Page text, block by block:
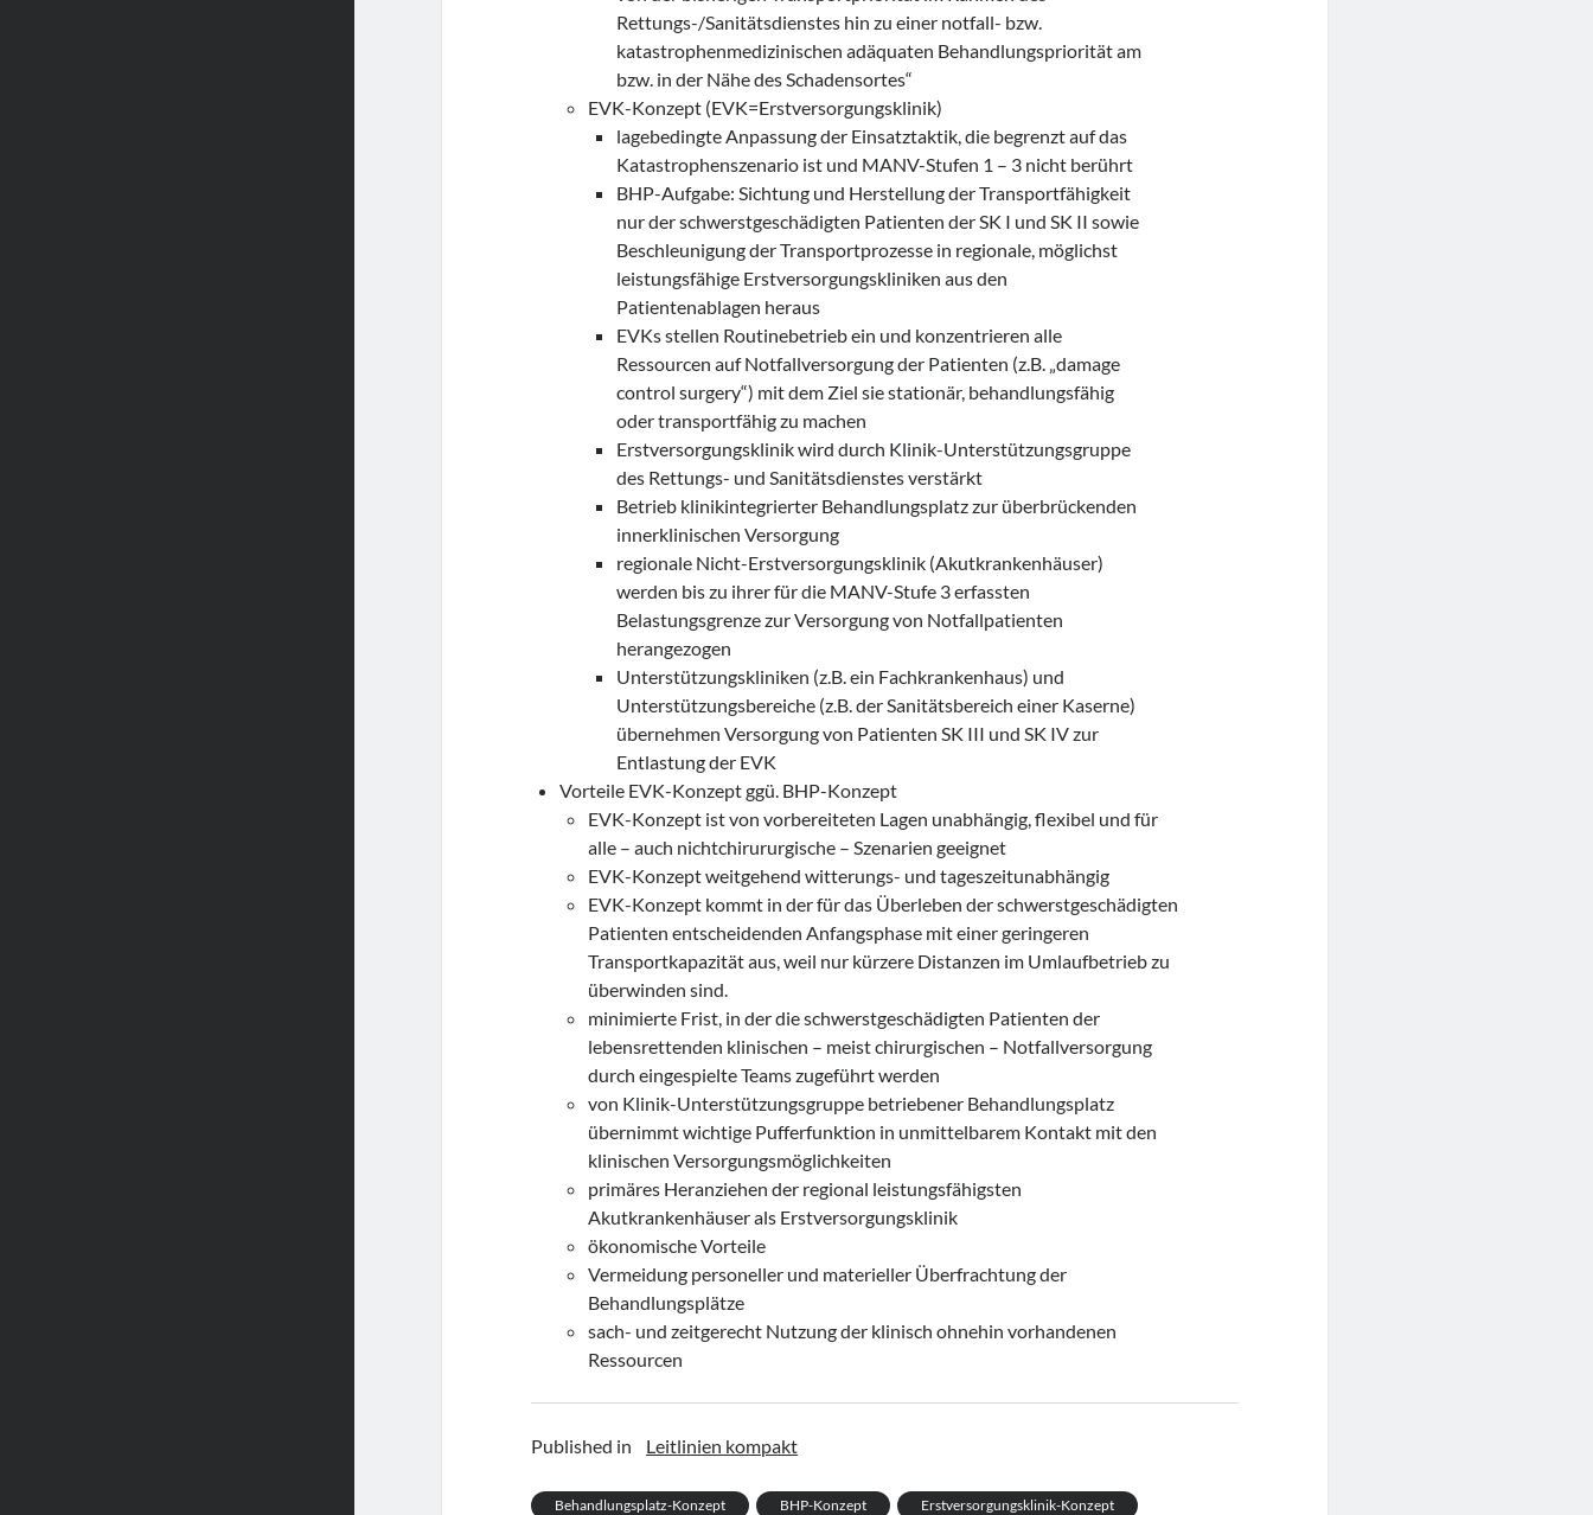
Rettungs-/Sanitätsdienstes hin zu einer notfall- bzw.
katastrophenmedizinischen adäquaten Behandlungspriorität am
bzw. in der Nähe des Schadensortes“
EVK-Konzept (EVK=Erstversorgungsklinik)
lagebedingte Anpassung der Einsatztaktik, die begrenzt auf das
Katastrophenszenario ist und MANV-Stufen 1 – 3 nicht berührt
BHP-Aufgabe: Sichtung und Herstellung der Transportfähigkeit
nur der schwerstgeschädigten Patienten der SK I und SK II sowie
Beschleunigung der Transportprozesse in regionale, möglichst
leistungsfähige Erstversorgungskliniken aus den
Patientenablagen heraus
EVKs stellen Routinebetrieb ein und konzentrieren alle
Ressourcen auf Notfallversorgung der Patienten (z.B. „damage
control surgery“) mit dem Ziel sie stationär, behandlungsfähig
oder transportfähig zu machen
Erstversorgungsklinik wird durch Klinik-Unterstützungsgruppe
des Rettungs- und Sanitätsdienstes verstärkt
Betrieb klinikintegrierter Behandlungsplatz zur überbrückenden
innerklinischen Versorgung
regionale Nicht-Erstversorgungsklinik (Akutkrankenhäuser)
werden bis zu ihrer für die MANV-Stufe 3 erfassten
Belastungsgrenze zur Versorgung von Notfallpatienten
herangezogen
Unterstützungskliniken (z.B. ein Fachkrankenhaus) und
Unterstützungsbereiche (z.B. der Sanitätsbereich einer Kaserne)
übernehmen Versorgung von Patienten SK III und SK IV zur
Entlastung der EVK
Vorteile EVK-Konzept ggü. BHP-Konzept
EVK-Konzept ist von vorbereiteten Lagen unabhängig, flexibel und für
alle – auch nichtchirururgische – Szenarien geeignet
EVK-Konzept weitgehend witterungs- und tageszeitunabhängig
EVK-Konzept kommt in der für das Überleben der schwerstgeschädigten
Patienten entscheidenden Anfangsphase mit einer geringeren
Transportkapazität aus, weil nur kürzere Distanzen im Umlaufbetrieb zu
überwinden sind.
minimierte Frist, in der die schwerstgeschädigten Patienten der
lebensrettenden klinischen – meist chirurgischen – Notfallversorgung
durch eingespielte Teams zugeführt werden
von Klinik-Unterstützungsgruppe betriebener Behandlungsplatz
übernimmt wichtige Pufferfunktion in unmittelbarem Kontakt mit den
klinischen Versorgungsmöglichkeiten
primäres Heranziehen der regional leistungsfähigsten
Akutkrankenhäuser als Erstversorgungsklinik
ökonomische Vorteile
Vermeidung personeller und materieller Überfrachtung der
Behandlungsplätze
sach- und zeitgerecht Nutzung der klinisch ohnehin vorhandenen
Ressourcen
Published in Leitlinien kompakt
Behandlungsplatz-Konzept BHP-Konzept Erstversorgungsklinik-Konzept